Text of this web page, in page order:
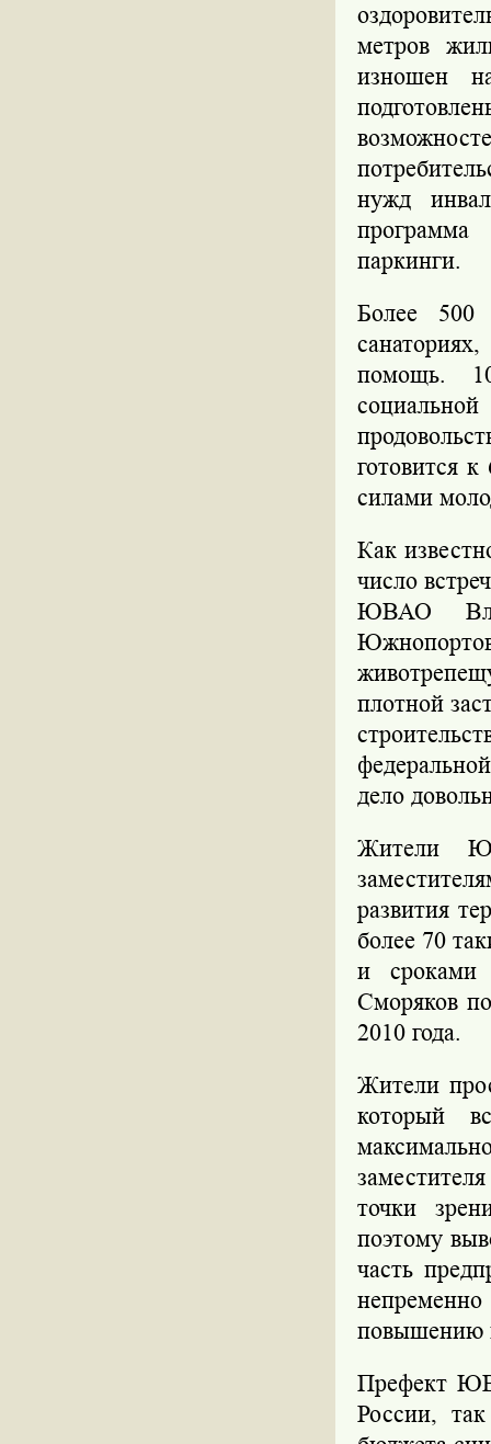
метров
изношен
нужд
паркинги.
Более 500
помощь.
готовится
силами
Как
число
ЮВАО
плотной
дело
Жители
развития
более 70
и сроками
Сморяков
2010 года.
Жители
который
точки
поэтому
часть
повышению
Префект
России,